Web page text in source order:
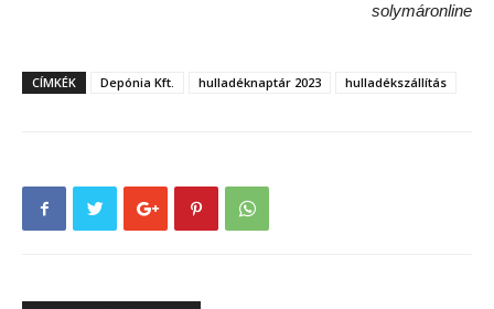
solymáronline
CÍMKÉK Depónia Kft. hulladéknaptár 2023 hulladékszállítás